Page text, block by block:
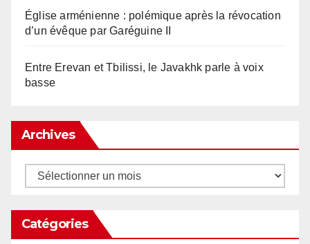
Église arménienne : polémique après la révocation
d’un évêque par Garéguine II
Entre Erevan et Tbilissi, le Javakhk parle à voix
basse
Archives
Archives
Catégories